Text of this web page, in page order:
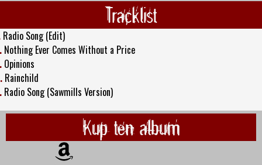
Tracklist
Radio Song (Edit)
Nothing Ever Comes Without a Price
Opinions
Rainchild
Radio Song (Sawmills Version)
Kup ten album